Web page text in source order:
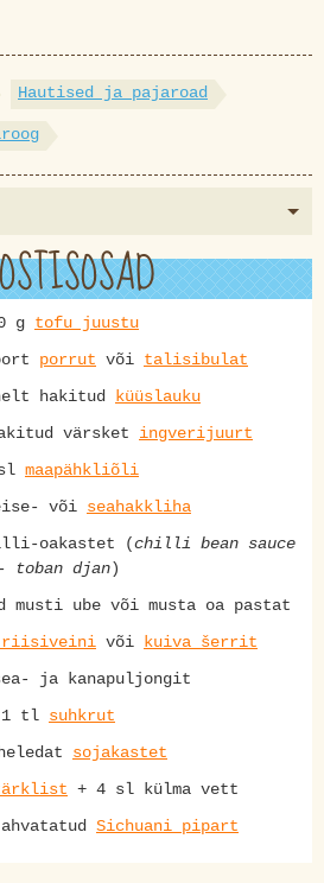
Hautised ja pajaroad
g tofu juustu
porrut või talisibulat
hakitud
küüslauku
värsket ingverijuurt
maapähkliõli
või seahakkliha
oakastet (chilli bean sauce
- toban djan)
musti ube või musta oa pastat
riisiveini või
kuiva šerrit
ja kanapuljongit
1 tl suhkrut
sojakastet
+ 4 sl külma vett
Sichuani pipart